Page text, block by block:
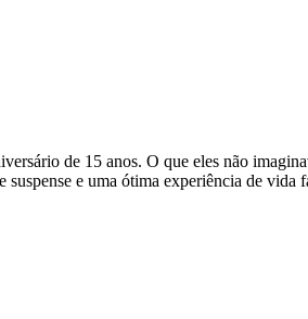
de 15 anos. O que eles não
e uma ótima experiência de vida